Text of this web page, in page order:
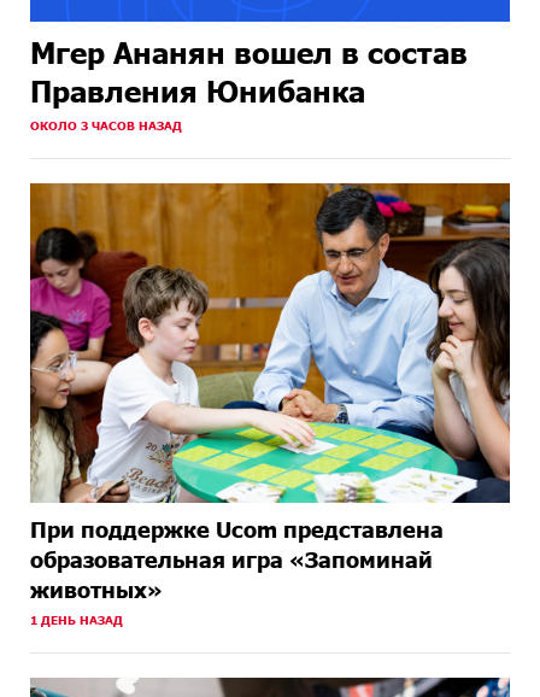
Мгер Ананян вошел в состав
Правления Юнибанка
ОКОЛО 3 ЧАСОВ НАЗАД
При поддержке Ucom представлена
образовательная игра «Запоминай
животных»
1 ДЕНЬ НАЗАД